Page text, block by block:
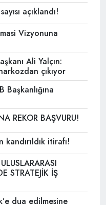
açıklandı!
Vizyonuna
Ali Yalçın:
çıkıyor
REKOR BAŞVURU!
itirafı!
STRATEJİK İŞ
dua edilmesine